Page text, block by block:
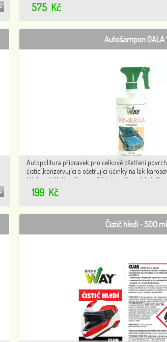
575 Kč
Autošampon GALA
Autopolitura přípravek pro celkové ošetření
čistící,konzervující a ošetřující účinky na lak
hliníkové části a díly z umělé hmoty.Zanechává
chrání karoserii.
199 Kč
Čistič hledí - 500